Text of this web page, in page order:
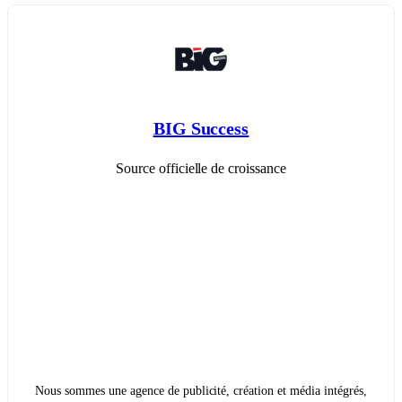
BIG Success
Source officielle de croissance
Nous sommes une agence de publicité, création et média intégrés,